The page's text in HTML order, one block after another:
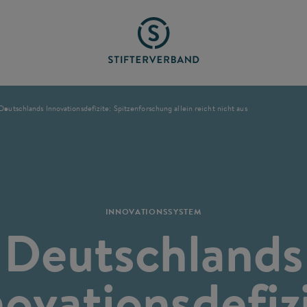
Innovationsdefizite: Spitzenforschung allein reicht nicht aus
INNOVATIONSSYSTEM
Deutschlands